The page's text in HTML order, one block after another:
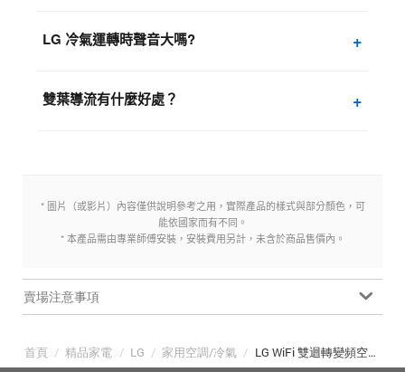
LG 冷氣運轉時聲音大嗎? +
雙葉導流有什麼好處？ +
* 圖片（或影片）內容僅供說明參考之用，實際產品的樣式與部分顏色，可
能依國家而有不同。
* 本產品需由專業師傅安裝，安裝費用另計，未含於商品售價內。
賣場注意事項
首頁 / 精品家電 / LG / 家用空調/冷氣 / LG WiFi 雙迴轉變頻空調 極淨2.0系列 5-7坪 (LS-41DDHST)